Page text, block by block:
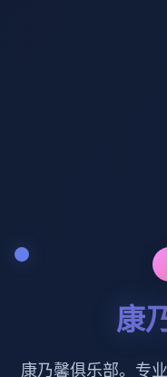
康
康乃馨俱乐部。专